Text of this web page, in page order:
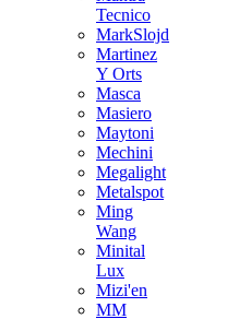
Tecnico
MarkSlojd
Martinez
Y Orts
Masca
Masiero
Maytoni
Mechini
Megalight
Metalspot
Ming
Wang
Minital
Lux
Mizi'en
MM